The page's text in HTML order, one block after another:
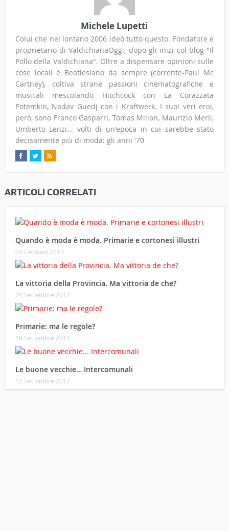
Michele Lupetti
Colui che nel lontano 2006 ideò tutto questo. Fondatore e
proprietario di ValdichianaOggi, dopo gli inizi col blog "Il
Pollo della Valdichiana". Oltre a dispensare opinioni sulle
cose locali è Beatlesiano da sempre (corrente-Paul Mc
Cartney), coltiva strane passioni cinematografiche e
musicali mescolando Hitchcock con La Corazzata
Potemkin, Nadav Guedj con i Kraftwerk. I suoi veri eroi,
però, sono Franco Gasparri, Tomas Milian, Maurizio Merli,
Umberto Lenzi... volti di un'epoca in cui sarebbe stato
decisamente più di moda: gli anni '70
ARTICOLI CORRELATI
Quando è moda è moda. Primarie e cortonesi illustri
04 Gennaio 2013
La vittoria della Provincia. Ma vittoria de che?
25 Settembre 2012
Primarie: ma le regole?
18 Settembre 2012
Le buone vecchie… Intercomunali
12 Settembre 2012